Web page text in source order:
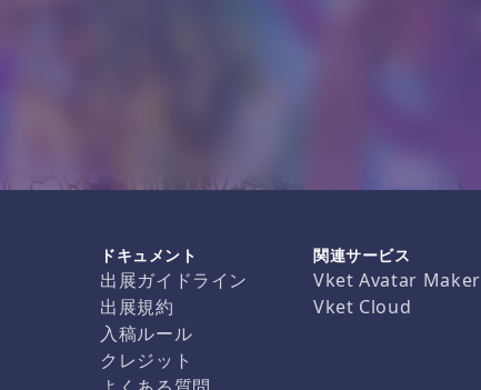
ドキュメント
出展ガイドライン
出展規約
入稿ルール
クレジット
関連サービス
Vket Avatar Maker
Vket Cloud